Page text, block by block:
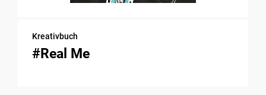
Kreativbuch
#Real Me